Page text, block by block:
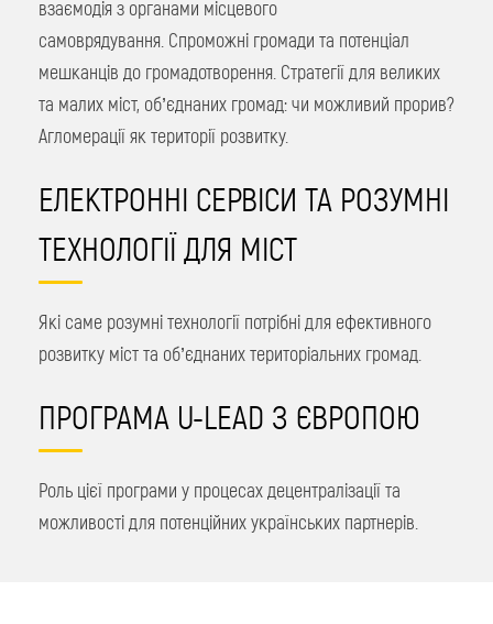
взаємодія з органами місцевого
самоврядування. Спроможні громади та потенціал
мешканців до громадотворення. Стратегії для великих
та малих міст, об’єднаних громад: чи можливий прорив?
Агломерації як території розвитку.
ЕЛЕКТРОННІ СЕРВІСИ ТА РОЗУМНІ
ТЕХНОЛОГІЇ ДЛЯ МІСТ
Які саме розумні технології потрібні для ефективного
розвитку міст та об’єднаних територіальних громад.
ПРОГРАМА U-LEAD З ЄВРОПОЮ
Роль цієї програми у процесах децентралізації та
можливості для потенційних українських партнерів.